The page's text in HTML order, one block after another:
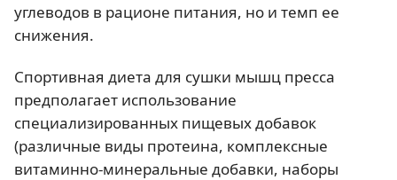
углеводов в рационе питания, но и темп ее
снижения.
Спортивная диета для сушки мышц пресса
предполагает использование
специализированных пищевых добавок
(различные виды протеина, комплексные
витаминно-минеральные добавки, наборы